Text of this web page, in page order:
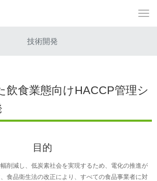
技術開発
飲食業態向けHACCP管理シ
目的
削減し、低炭素社会を実現するため、電化の推進が
食品衛生法の改正により、すべての食品事業者に対